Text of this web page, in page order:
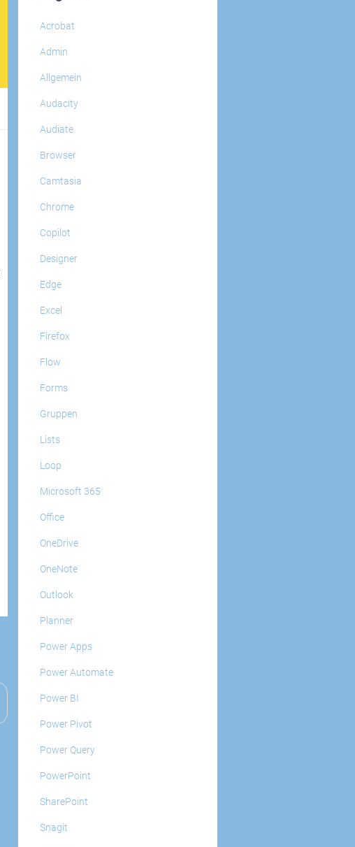
Acrobat
Admin
Allgemein
Audacity
Audiate
Browser
Camtasia
Chrome
Copilot
Designer
Edge
Excel
Firefox
Flow
Forms
Gruppen
Lists
Loop
Microsoft 365
Office
OneDrive
OneNote
Outlook
Planner
Power Apps
Power Automate
Power BI
Power Pivot
Power Query
PowerPoint
SharePoint
Snagit